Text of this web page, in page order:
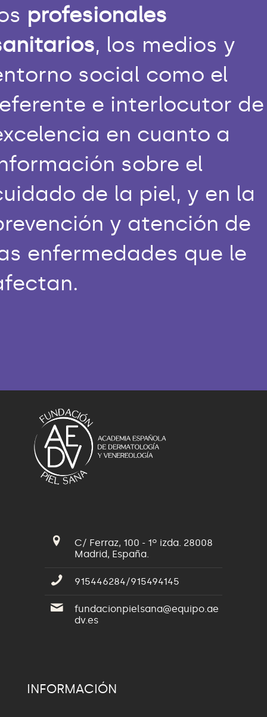
profesionales
, los medios y
social como el
e interlocutor de
en cuanto a
sobre el
de la piel, y en la
y atención de
enfermedades que le
C/ Ferraz, 100 - 1º izda. 28008
Madrid, España.
915446284/915494145
fundacionpielsana@equipo.ae
dv.es
INFORMACIÓN